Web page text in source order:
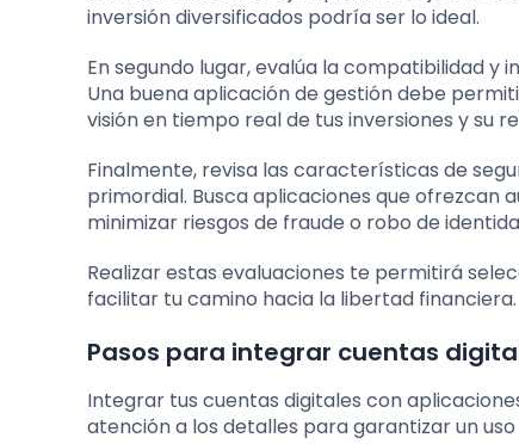
inversión diversificados podría ser lo ideal.
En segundo lugar, evalúa la compatibilidad y
Una buena aplicación de gestión debe
visión en tiempo real de tus inversiones y su
Finalmente, revisa las características de
primordial. Busca aplicaciones que
minimizar riesgos de fraude o robo de
Realizar estas evaluaciones te permitirá
facilitar tu camino hacia la libertad financiera.
Pasos para integrar cuentas
Integrar tus cuentas digitales con
atención a los detalles para garantizar un